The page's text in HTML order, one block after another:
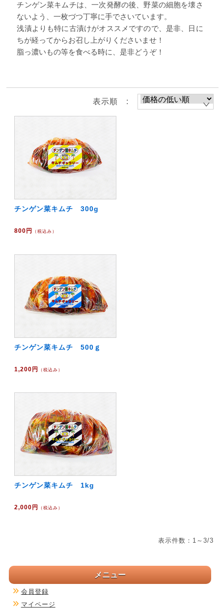
チンゲン菜キムチは、一次発酵の後、野菜の細胞を壊さ
ないよう、一枚づつ丁寧に手でさいています。
浅漬よりも特に古漬けがオススメですので、是非、日に
ちが経ってからお召し上がりくださいませ！
脂っ濃いもの等を食べる時に、是非どうぞ！
表示順 :
チンゲン菜キムチ 300g
800円 （税込み）
チンゲン菜キムチ 500ｇ
1,200円 （税込み）
チンゲン菜キムチ 1kg
2,000円 （税込み）
表示件数：1～3/3
メニュー
会員登録
マイページ